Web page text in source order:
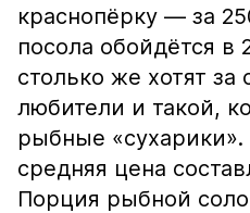
краснопёрку — за
посола обойдётся в
столько же хотят за
любители и такой,
рыбные
средняя цена
Порция рыбной